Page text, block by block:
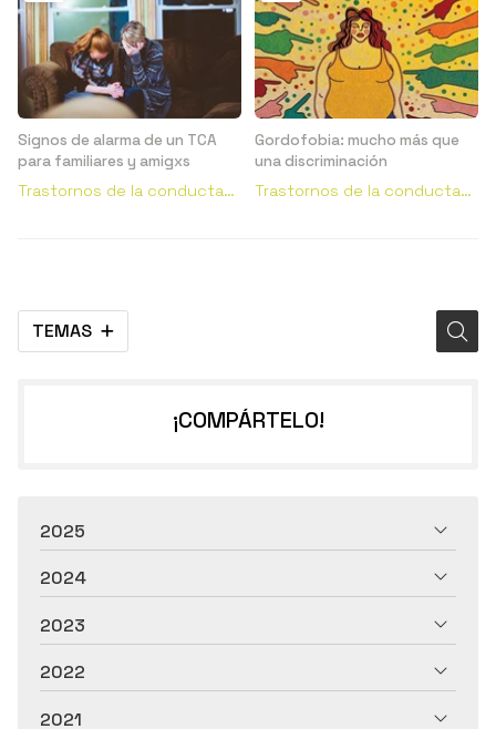
TEMAS
Signos de alarma de un TCA
para familiares y amigxs
Trastornos de la conducta
Gordofobia: mucho más que
una discriminación
Trastornos de la conducta
¡COMPÁRTELO!
2025
2024
2023
2022
2021